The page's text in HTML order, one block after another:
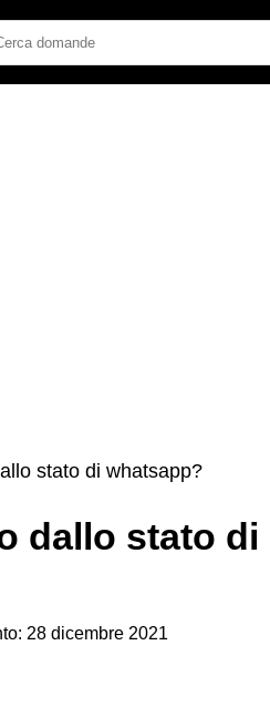
stato di whatsapp?
dallo stato di
28 dicembre 2021